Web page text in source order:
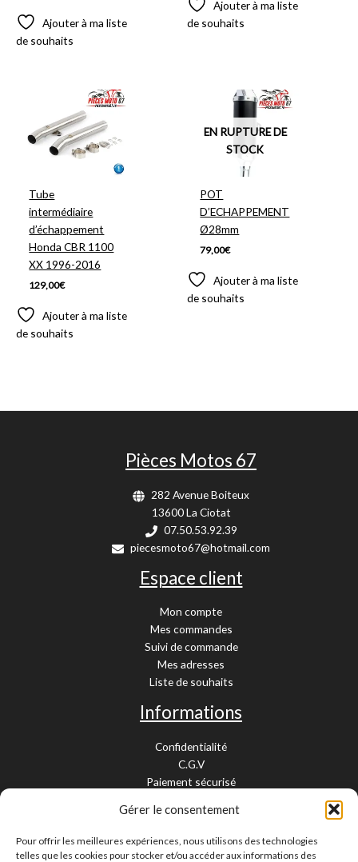
Gérer le consentement
Pour offrir les meilleures expériences, nous utilisons des technologies
telles que les cookies pour stocker et/ou accéder aux informations des
Ajouter à ma liste
de souhaits
Ajouter à ma liste
de souhaits
Tube
intermédiaire
d’échappement
Honda CBR 1100
XX 1996-2016
129,00€
Ajouter à ma liste
de souhaits
EN RUPTURE DE
STOCK
POT
D’ECHAPPEMENT
Ø28mm
79,00€
Ajouter à ma liste
de souhaits
Pièces Motos 67
282 Avenue Boiteux
13600 La Ciotat
07.50.53.92.39
piecesmoto67@hotmail.com
Espace client
Mon compte
Mes commandes
Suivi de commande
Mes adresses
Liste de souhaits
Informations
Confidentialité
C.G.V
Paiement sécurisé
Livraison et retour
Mentions légales
Cookies